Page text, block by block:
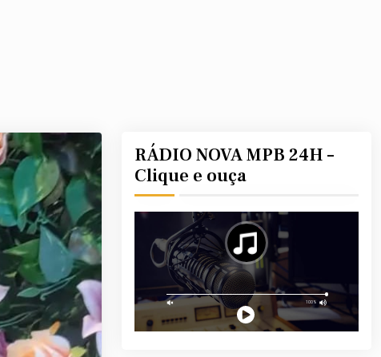
RÁDIO NOVA MPB 24H –
Clique e ouça